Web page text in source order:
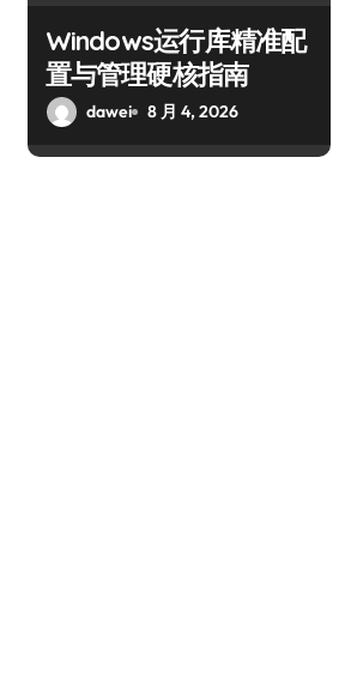
Windows运行库精准配
置与管理硬核指南
dawei 8 月 4, 2026